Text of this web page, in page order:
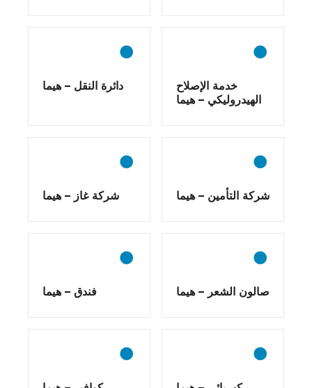
خدمة الإصلاح
الهيدروليكي – هيما
دائرة النقل – هيما
شركة التأمين – هيما شركة غاز – هيما
صالون الشعر – هيما فندق – هيما